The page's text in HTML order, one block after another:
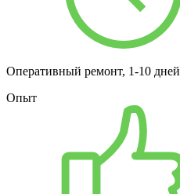
Оперативный ремонт, 1-10 дней
Опыт